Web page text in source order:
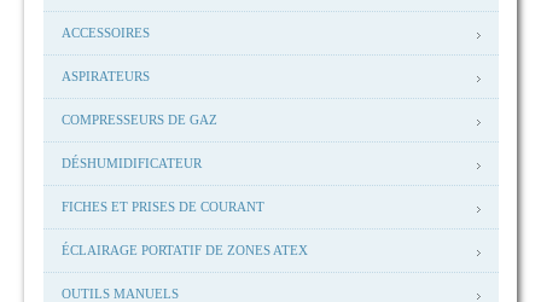
ACCESSOIRES
ASPIRATEURS
COMPRESSEURS DE GAZ
DÉSHUMIDIFICATEUR
FICHES ET PRISES DE COURANT
ÉCLAIRAGE PORTATIF DE ZONES ATEX
OUTILS MANUELS